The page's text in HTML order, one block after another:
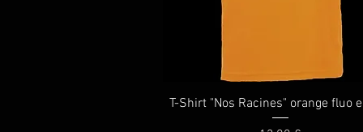
Aperçu rapide
T-Shirt "Nos Racines" orange fluo